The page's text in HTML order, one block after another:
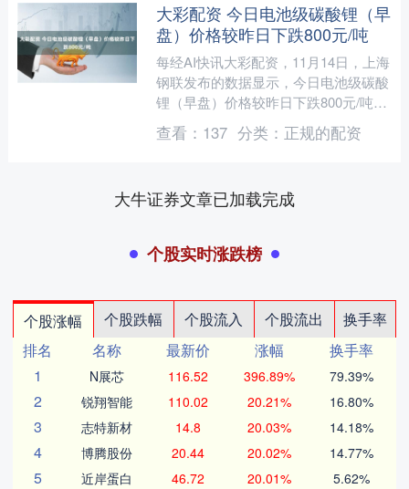
大彩配资 今日电池级碳酸锂（早
盘）价格较昨日下跌800元/吨
每经AI快讯大彩配资，11月14日，上海
钢联发布的数据显示，今日电池级碳酸
锂（早盘）价格较昨日下跌800元/吨，
均价报86950元/吨。....
查看： 137 分类： 正规的配资
大牛证券文章已加载完成
个股实时涨跌榜
个股涨幅 个股跌幅 个股流入 个股流出
换手率
排名
名称 最新价 涨幅
换手率
1
N展芯 116.52 396.89% 79.39%
2 锐翔智能 110.02 20.21% 16.80%
3 志特新材 14.8 20.03% 14.18%
4 博腾股份 20.44 20.02% 14.77%
5 近岸蛋白 46.72 20.01% 5.62%